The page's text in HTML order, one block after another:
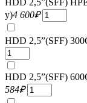
у)4 600₽
HDD 2,5”(SFF)
HDD 2,5”(SFF)
584₽